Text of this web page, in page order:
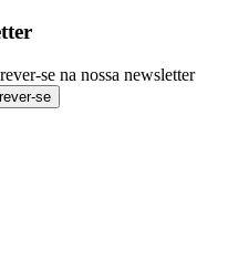
se na nossa newsletter
se